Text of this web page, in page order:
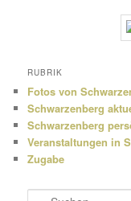
RUBRIK
Fotos von
Schwarzenberg
Schwarzenberg
Veranstaltungen in
Zugabe